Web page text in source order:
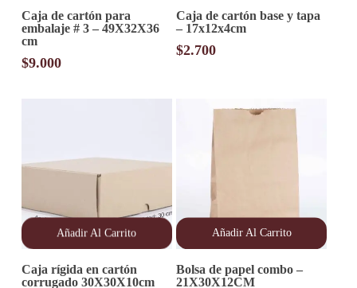
Caja de cartón para
embalaje # 3 – 49X32X36
cm
$9.000
producto
tiene
múltiples
variantes.
producto
Caja de cartón base y tapa
– 17x12x4cm
$2.700
Añadir Al Carrito
Caja rígida en cartón
corrugado 30X30X10cm
Añadir Al Carrito
Bolsa de papel combo –
21X30X12CM